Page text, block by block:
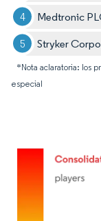
Medtronic
Stryker
*Nota aclaratoria: los
especial